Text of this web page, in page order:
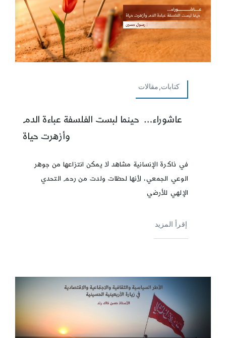
كتابات,مقالات
عاشوراء… حينما لبست الفلسفة عباءة الدم
وأزهرت حياة
في ذاكرة الإنسانية مشاهد لا يمكن انتزاعها من جوهر
الوعي الجمعي، لأنها لحظات ولدت من رحم التحدي
الإلهي للأرضي
إقرأ المزيد